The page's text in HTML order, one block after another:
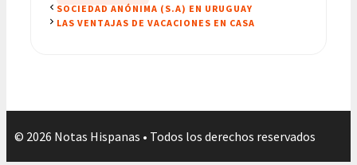
SOCIEDAD ANÓNIMA (S.A) EN URUGUAY
LAS VENTAJAS DE VACACIONES EN CASA
© 2026 Notas Hispanas • Todos los derechos reservados